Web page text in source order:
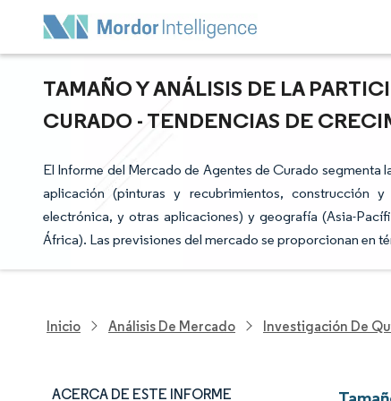
TAMAÑO Y ANÁLISIS DE LA
CURADO - TENDENCIAS DE
El Informe del Mercado de Agentes de Curado
aplicación (pinturas y recubrimientos, construcción
electrónica, y otras aplicaciones) y geografía (Asia-
África). Las previsiones del mercado se proporcionan en
Inicio Análisis De Mercado Investigación De
ACERCA DE ESTE INFORME